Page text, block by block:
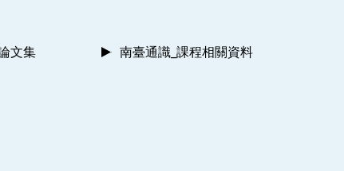
文集
南臺通識_課程相關資料